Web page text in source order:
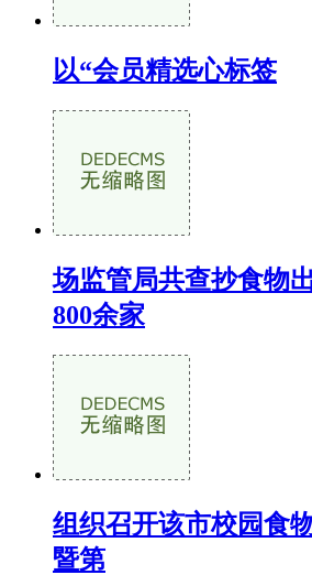
以“会员精选心标签
场监管局共查抄食物
800余家
组织召开该市校园食
暨第